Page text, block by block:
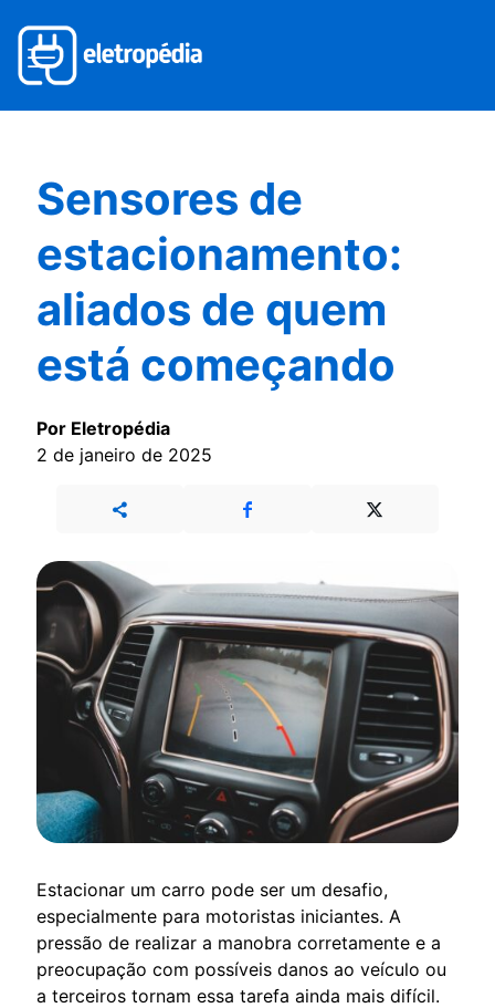
Sensores de
estacionamento:
aliados de quem
está começando
Por Eletropédia
2 de janeiro de 2025
Estacionar um carro pode ser um desafio,
especialmente para motoristas iniciantes. A
pressão de realizar a manobra corretamente e a
preocupação com possíveis danos ao veículo ou
a terceiros tornam essa tarefa ainda mais difícil.